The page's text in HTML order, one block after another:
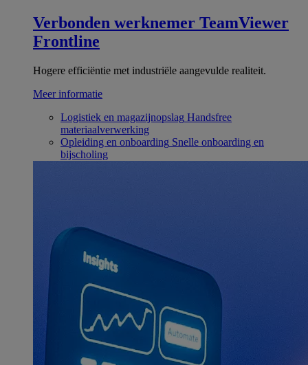
Verbonden werknemer TeamViewer
Frontline
Hogere efficiëntie met industriële aangevulde realiteit.
Meer informatie
Logistiek en magazijnopslag Handsfree
materiaalverwerking
Opleiding en onboarding Snelle onboarding en
bijscholing